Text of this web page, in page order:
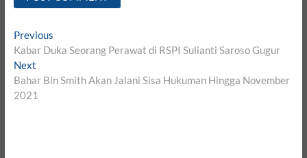
Post
navigation
PreviousPrevious
post:
Kabar Duka Seorang Perawat di RSPI Sulianti Saroso Gugur
NextNext
post:
Bahar Bin Smith Akan Jalani Sisa Hukuman Hingga November
2021